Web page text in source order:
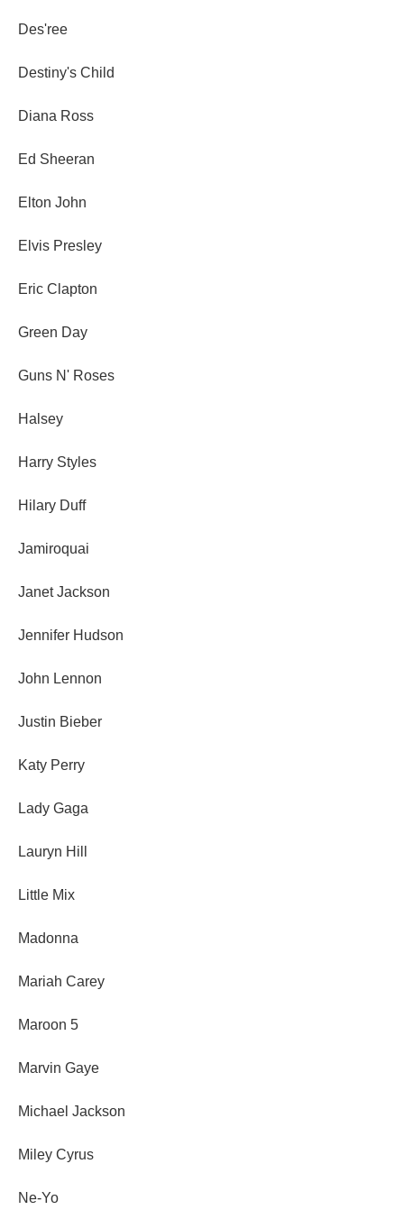
Des'ree
Destiny's Child
Diana Ross
Ed Sheeran
Elton John
Elvis Presley
Eric Clapton
Green Day
Guns N' Roses
Halsey
Harry Styles
Hilary Duff
Jamiroquai
Janet Jackson
Jennifer Hudson
John Lennon
Justin Bieber
Katy Perry
Lady Gaga
Lauryn Hill
Little Mix
Madonna
Mariah Carey
Maroon 5
Marvin Gaye
Michael Jackson
Miley Cyrus
Ne-Yo